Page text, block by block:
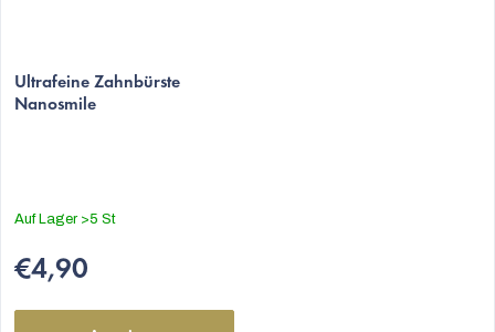
Ultrafeine Zahnbürste
Nanosmile
Auf Lager >5 St
€4,90